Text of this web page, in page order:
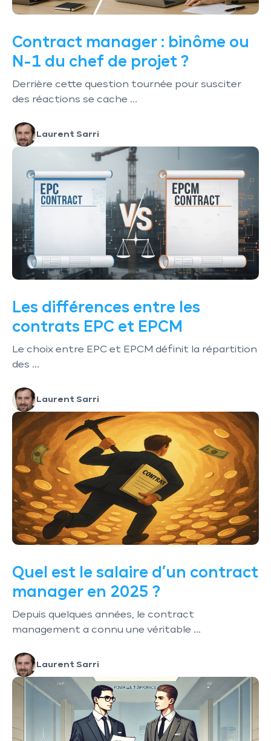
Contract manager : binôme ou
N-1 du chef de projet ?
Derrière cette question tournée pour susciter
des réactions se cache ...
Laurent Sarri
Les différences entre les
contrats EPC et EPCM
Le choix entre EPC et EPCM définit la répartition
des ...
Laurent Sarri
Quel est le salaire d’un contract
manager en 2025 ?
Depuis quelques années, le contract
management a connu une véritable ...
Laurent Sarri